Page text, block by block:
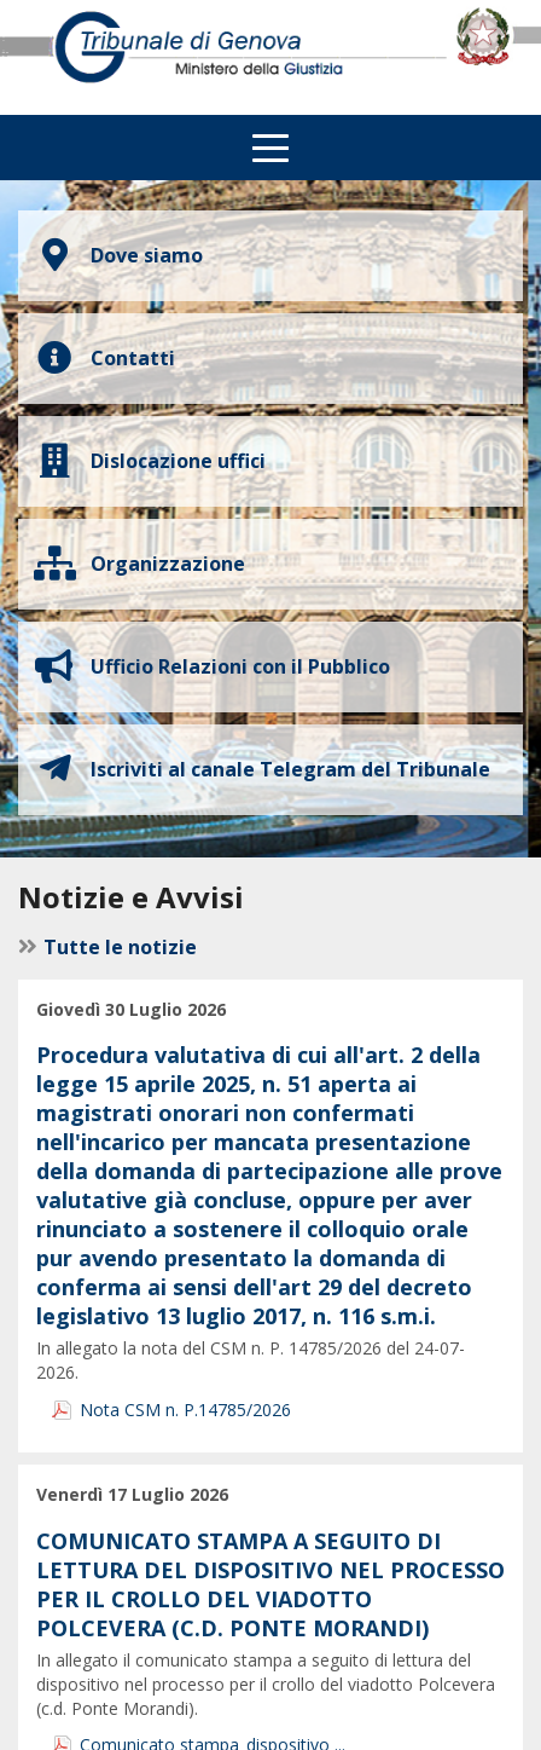
Dove siamo
Contatti
Dislocazione uffici
Organizzazione
Ufficio Relazioni con il Pubblico
Iscriviti al canale Telegram del Tribunale
Notizie e Avvisi
Tutte le notizie
Giovedì 30 Luglio 2026
Procedura valutativa di cui all'art. 2 della
legge 15 aprile 2025, n. 51 aperta ai
magistrati onorari non confermati
nell'incarico per mancata presentazione
della domanda di partecipazione alle prove
valutative già concluse, oppure per aver
rinunciato a sostenere il colloquio orale
pur avendo presentato la domanda di
conferma ai sensi dell'art 29 del decreto
legislativo 13 luglio 2017, n. 116 s.m.i.
In allegato la nota del CSM n. P. 14785/2026 del 24-07-
2026.
Nota CSM n. P.14785/2026
Venerdì 17 Luglio 2026
COMUNICATO STAMPA A SEGUITO DI
LETTURA DEL DISPOSITIVO NEL PROCESSO
PER IL CROLLO DEL VIADOTTO
POLCEVERA (C.D. PONTE MORANDI)
In allegato il comunicato stampa a seguito di lettura del
dispositivo nel processo per il crollo del viadotto Polcevera
(c.d. Ponte Morandi).
Comunicato stampa_dispositivo ...